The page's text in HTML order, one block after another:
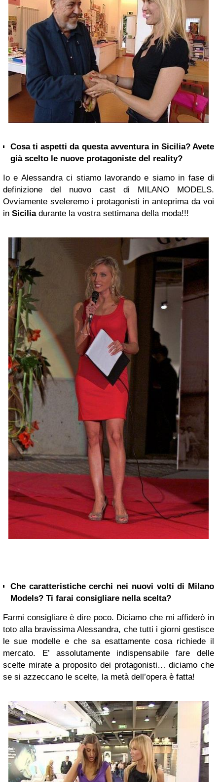
Cosa ti aspetti da questa avventura in Sicilia? Avete
già scelto le nuove protagoniste del reality?
Io e Alessandra ci stiamo lavorando e siamo in fase di
definizione del nuovo cast di MILANO MODELS.
Ovviamente sveleremo i protagonisti in anteprima da voi
in Siciliadurante la vostra settimana della moda!!!
Che caratteristiche cerchi nei nuovi volti di Milano
Models? Ti farai consigliare nella scelta?
Farmi consigliare è dire poco. Diciamo che mi affiderò in
toto alla bravissima Alessandra, che tutti i giorni gestisce
le sue modelle e che sa esattamente cosa richiede il
mercato. E’ assolutamente indispensabile fare delle
scelte mirate a proposito dei protagonisti… diciamo che
se si azzeccano le scelte, la metà dell’opera è fatta!